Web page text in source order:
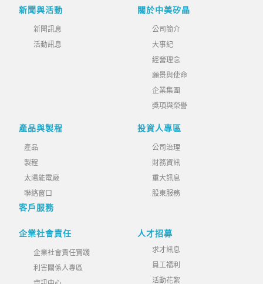
新聞與活動
新聞訊息
活動訊息
關於中美矽晶
公司簡介
大事紀
經營理念
願景與使命
企業集團
獎項與榮譽
產品與製程
產品
製程
太陽能電廠
聯絡窗口
客戶服務
投資人專區
公司治理
財務資訊
重大訊息
股東服務
企業社會責任
企業社會責任實踐
利害關係人專區
人才招募
求才訊息
員工福利
活動花絮